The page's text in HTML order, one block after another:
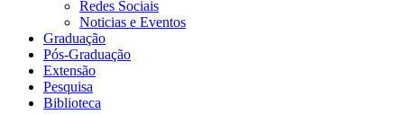
Redes Sociais
Noticias e Eventos
Graduação
Pós-Graduação
Extensão
Pesquisa
Biblioteca